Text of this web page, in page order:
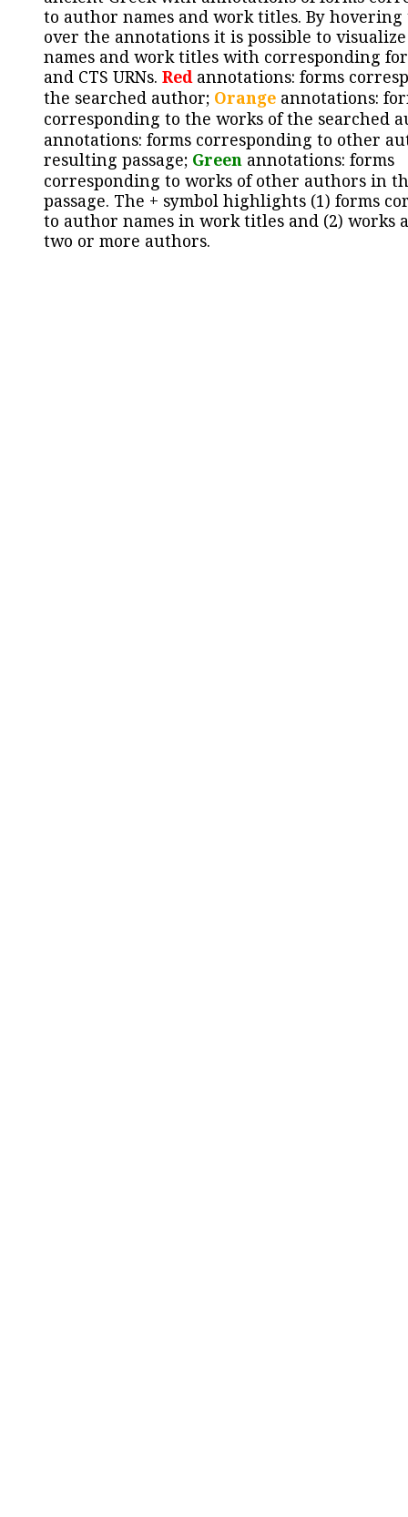
to author names and work titles. By hovering
over the annotations it is possible to
names and work titles with corresponding
and CTS URNs. Redannotations: forms
the searched author; Orange annotations:
corresponding to the works of the searched
annotations: forms corresponding to other
resulting passage; Green annotations: forms
corresponding to works of other authors in
passage. The + symbol highlights (1) forms
to author names in work titles and (2) works
two or more authors.